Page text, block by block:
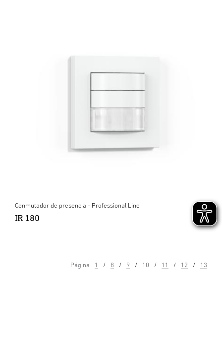
Conmutador de presencia - Professional Line
IR 180
Página 1 8 9 10 11 12 13